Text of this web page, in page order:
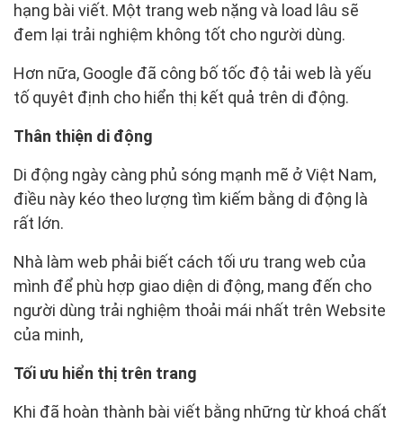
hạng bài viết. Một trang web nặng và load lâu sẽ
đem lại trải nghiệm không tốt cho người dùng.
Hơn nữa, Google đã công bố tốc độ tải web là yếu
tố quyêt định cho hiển thị kết quả trên di động.
Thân thiện di động
Di động ngày càng phủ sóng mạnh mẽ ở Việt Nam,
điều này kéo theo lượng tìm kiếm bằng di động là
rất lớn.
Nhà làm web phải biết cách tối ưu trang web của
mình để phù hợp giao diện di động, mang đến cho
người dùng trải nghiệm thoải mái nhất trên Website
của minh,
Tối ưu hiển thị trên trang
Khi đã hoàn thành bài viết bằng những từ khoá chất